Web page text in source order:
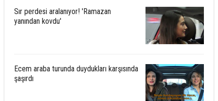
Sır perdesi aralanıyor! 'Ramazan
yanından kovdu'
Ecem araba turunda duydukları karşısında
şaşırdı